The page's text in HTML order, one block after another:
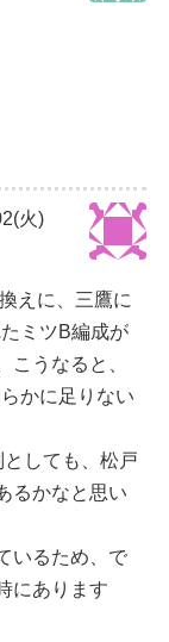
火)
えに、三鷹に
ミツB編成が
こうなると、
かに足りない
しても、松戸
るかなと思い
いるため、で
にあります